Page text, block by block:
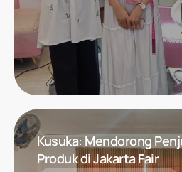
Kusuka: Mendorong
Produk di Jakarta Fair